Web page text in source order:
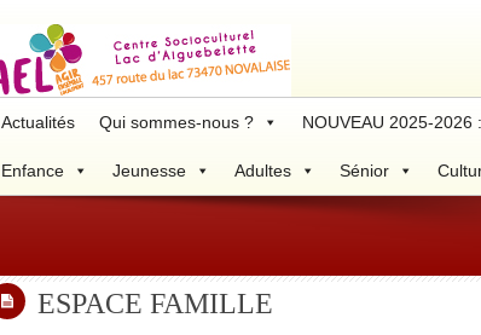
Actualités Qui sommes-nous ? NOUVEAU 2025-
Enfance Jeunesse Adultes Sénior
ESPACE FAMILLE